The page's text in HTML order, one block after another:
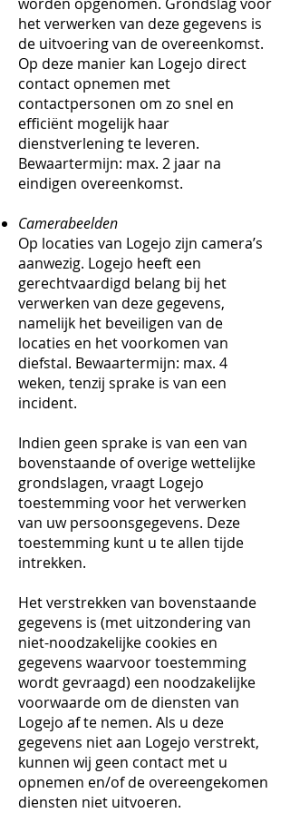
het verwerken van deze gegevens is
de uitvoering van de overeenkomst.
Op deze manier kan Logejo direct
contact opnemen met
contactpersonen om zo snel en
efficiënt mogelijk haar
dienstverlening te leveren.
Bewaartermijn: max. 2 jaar na
eindigen overeenkomst.
Camerabeelden
Op locaties van Logejo zijn camera’s
aanwezig. Logejo heeft een
gerechtvaardigd belang bij het
verwerken van deze gegevens,
namelijk het beveiligen van de
locaties en het voorkomen van
diefstal. Bewaartermijn: max. 4
weken, tenzij sprake is van een
incident.
Indien geen sprake is van een van
bovenstaande of overige wettelijke
grondslagen, vraagt Logejo
toestemming voor het verwerken
van uw persoonsgegevens. Deze
toestemming kunt u te allen tijde
intrekken.
Het verstrekken van bovenstaande
gegevens is (met uitzondering van
niet-noodzakelijke cookies en
gegevens waarvoor toestemming
wordt gevraagd) een noodzakelijke
voorwaarde om de diensten van
Logejo af te nemen. Als u deze
gegevens niet aan Logejo verstrekt,
kunnen wij geen contact met u
opnemen en/of de overeengekomen
diensten niet uitvoeren.